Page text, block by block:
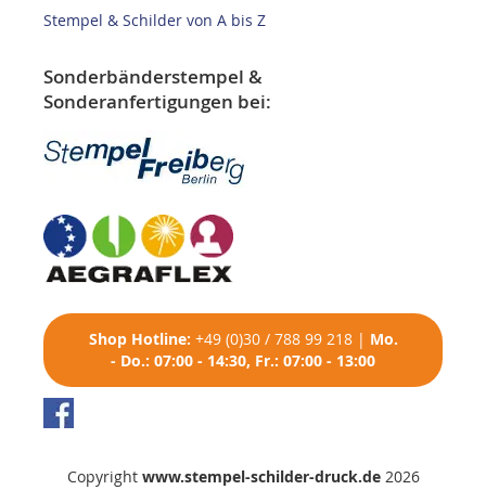
Stempel & Schilder von A bis Z
Sonderbänderstempel &
Sonderanfertigungen bei:
Shop Hotline: +49 (0)30 / 788 99 218| Mo.
- Do.: 07:00 - 14:30, Fr.: 07:00 - 13:00
Copyright www.stempel-schilder-druck.de2026